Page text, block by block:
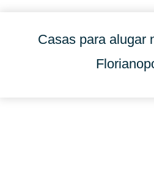
Casas para alugar